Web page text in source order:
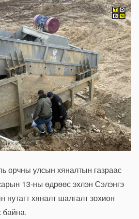
орчны улсын хяналтын газраас
13-ны өдрөөс эхлэн Сэлэнгэ
хяналт шалгалт зохион
байна.